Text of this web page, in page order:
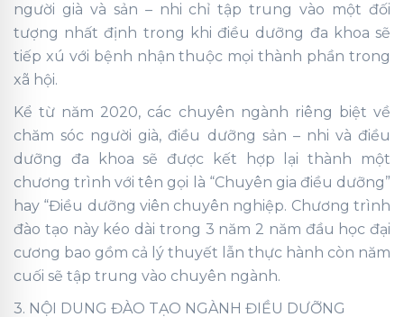
người già và sản – nhi chỉ tập trung vào một đối
tượng nhất định trong khi điều dưỡng đa khoa sẽ
tiếp xú với bệnh nhận thuộc mọi thành phần trong
xã hội.
Kể từ năm 2020, các chuyên ngành riêng biệt về
chăm sóc người già, điều dưỡng sản – nhi và điều
dưỡng đa khoa sẽ được kết hợp lại thành một
chương trình với tên gọi là “Chuyên gia điều dưỡng”
hay “Điều dưỡng viên chuyên nghiệp. Chương trình
đào tạo này kéo dài trong 3 năm 2 năm đầu học đại
cương bao gồm cả lý thuyết lẫn thực hành còn năm
cuối sẽ tập trung vào chuyên ngành.
3. NỘI DUNG ĐÀO TẠO NGÀNH ĐIỀU DƯỠNG